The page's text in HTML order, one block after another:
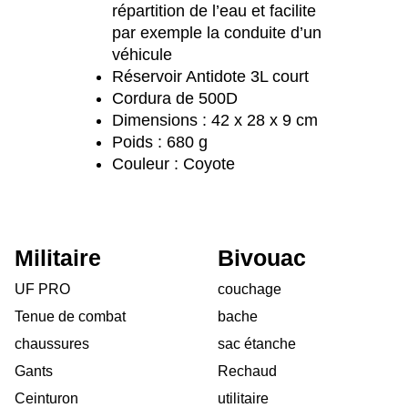
répartition de l’eau et facilite
par exemple la conduite d’un
véhicule
Réservoir Antidote 3L court
Cordura de 500D
Dimensions : 42 x 28 x 9 cm
Poids : 680 g
Couleur : Coyote
Militaire
UF PRO
Tenue de combat
chaussures
Gants
Ceinturon
Bivouac
couchage
bache
sac étanche
Rechaud
utilitaire